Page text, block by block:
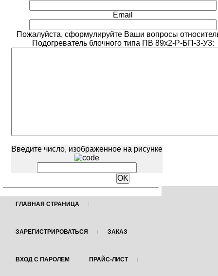
Email
Пожалуйста, сформулируйте Ваши вопросы
Подогреватель блочного типа ПВ 89х2-Р-БП-3-У3:
Введите число, изображенное на рисунке
ГЛАВНАЯ СТРАНИЦА
ЗАРЕГИСТРИРОВАТЬСЯ ЗАКАЗ
ВХОД С ПАРОЛЕМ ПРАЙС-ЛИСТ